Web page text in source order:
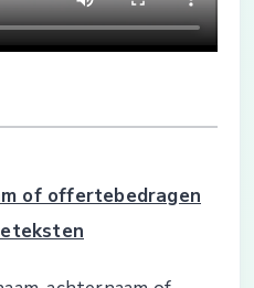
of offertebedragen